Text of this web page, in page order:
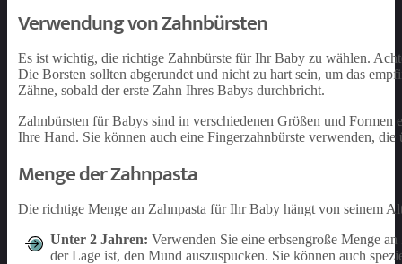
Verwendung von Zahnbürsten
Es ist wichtig, die richtige Zahnbürste für Ihr Baby zu wählen.
Die Borsten sollten abgerundet und nicht zu hart sein, um das
Zähne, sobald der erste Zahn Ihres Babys durchbricht.
Zahnbürsten für Babys sind in verschiedenen Größen und
Ihre Hand. Sie können auch eine Fingerzahnbürste verwenden,
Menge der Zahnpasta
Die richtige Menge an Zahnpasta für Ihr Baby hängt von seinem
Unter 2 Jahren: Verwenden Sie eine erbsengroße Menge
der Lage ist, den Mund auszuspucken. Sie können auch